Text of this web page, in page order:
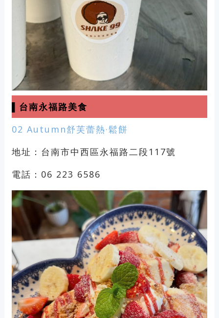
▌台南永福路美食
02 Autumn舒芙蕾熱·鬆餅
地址：台南市中西區永福路二段117號
電話：06 223 6586